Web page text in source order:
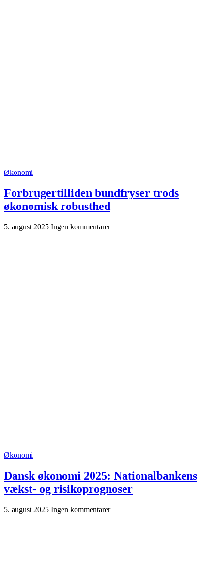
Økonomi
Forbrugertilliden bundfryser trods
økonomisk robusthed
5. august 2025 Ingen kommentarer
Økonomi
Dansk økonomi 2025: Nationalbankens
vækst- og risikoprognoser
5. august 2025 Ingen kommentarer